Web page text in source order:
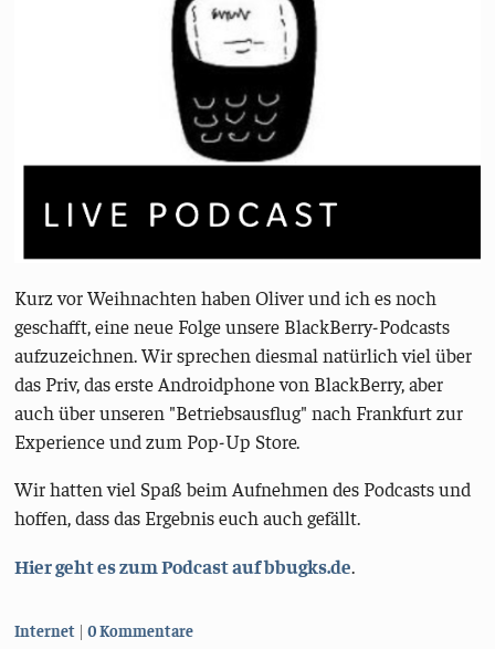
Kurz vor Weihnachten haben Oliver und ich es noch
geschafft, eine neue Folge unsere BlackBerry-Podcasts
aufzuzeichnen. Wir sprechen diesmal natürlich viel über
das Priv, das erste Androidphone von BlackBerry, aber
auch über unseren "Betriebsausflug" nach Frankfurt zur
Experience und zum Pop-Up Store.
Wir hatten viel Spaß beim Aufnehmen des Podcasts und
hoffen, dass das Ergebnis euch auch gefällt.
Hier geht es zum Podcast auf bbugks.de.
Kategorien:
Internet 0 Kommentare